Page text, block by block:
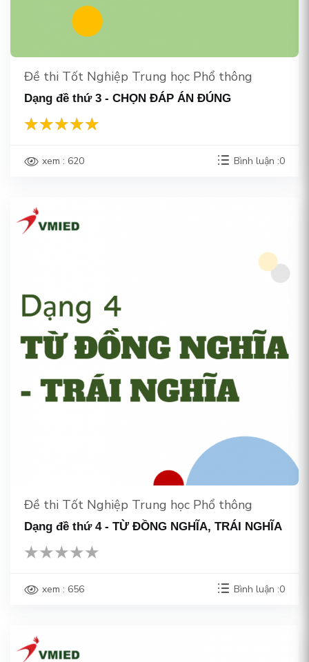
Đề thi Tốt Nghiệp Trung học Phổ thông
Dạng đề thứ 3 - CHỌN ĐÁP ÁN ĐÚNG
xem : 620 Bình luận :0
Đề thi Tốt Nghiệp Trung học Phổ thông
Dạng đề thứ 4 - TỪ ĐỒNG NGHĨA, TRÁI NGHĨA
xem : 656 Bình luận :0